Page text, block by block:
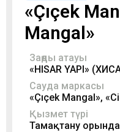
«Çıçek
Mangal»
Заңды атауы
«HISAR YAPI»
Сауда маркасы
«Çıçek Mangal»,
Қызмет түрі
Тамақтану